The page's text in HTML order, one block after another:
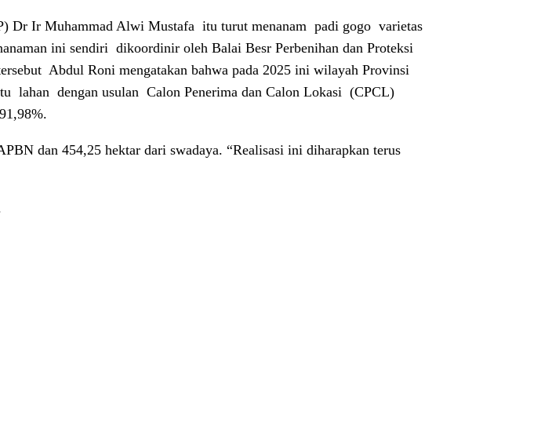
Dr Ir Muhammad Alwi Mustafa itu turut menanam padi gogo varietas
ini sendiri dikoordinir oleh Balai Besr Perbenihan dan Proteksi
Abdul Roni mengatakan bahwa pada 2025 ini wilayah Provinsi
lahan dengan usulan Calon Penerima dan Calon Lokasi (CPCL)
dan 454,25 hektar dari swadaya. “Realisasi ini diharapkan terus